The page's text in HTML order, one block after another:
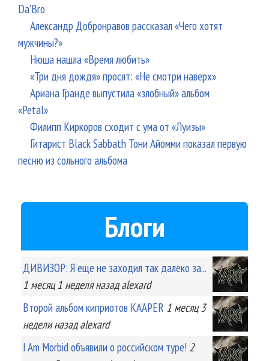
Da'Bro
Александр Добронравов рассказал «Чего хотят
мужчины?»
Нюша нашла «Время любить»
«Три дня дождя» просят: «Не смотри наверх»
Ариана Гранде выпустила «злобный» альбом
«Petal»
Филипп Киркоров сходит с ума от «Луизы»
Гитарист Black Sabbath Тони Айомми показал первую
песню из сольного альбома
Блоги
ДИВИЗОР: Я еще не заходил так далеко за...
1 месяц 1 неделяназад alexard
Второй альбом киприотов KA'APER 1 месяц 3
неделиназад alexard
I Am Morbid объявили о российском туре! 2